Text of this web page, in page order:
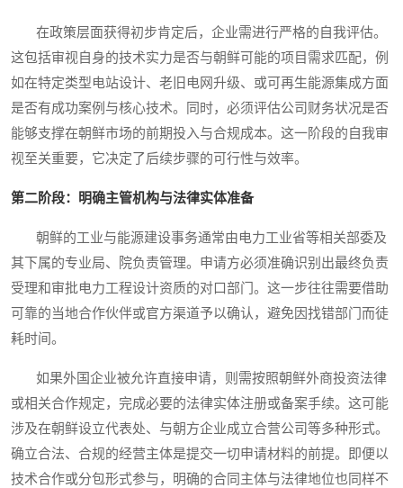
在政策层面获得初步肯定后，企业需进行严格的自我评估。
这包括审视自身的技术实力是否与朝鲜可能的项目需求匹配，例
如在特定类型电站设计、老旧电网升级、或可再生能源集成方面
是否有成功案例与核心技术。同时，必须评估公司财务状况是否
能够支撑在朝鲜市场的前期投入与合规成本。这一阶段的自我审
视至关重要，它决定了后续步骤的可行性与效率。
第二阶段：明确主管机构与法律实体准备
朝鲜的工业与能源建设事务通常由电力工业省等相关部委及
其下属的专业局、院负责管理。申请方必须准确识别出最终负责
受理和审批电力工程设计资质的对口部门。这一步往往需要借助
可靠的当地合作伙伴或官方渠道予以确认，避免因找错部门而徒
耗时间。
如果外国企业被允许直接申请，则需按照朝鲜外商投资法律
或相关合作规定，完成必要的法律实体注册或备案手续。这可能
涉及在朝鲜设立代表处、与朝方企业成立合营公司等多种形式。
确立合法、合规的经营主体是提交一切申请材料的前提。即便以
技术合作或分包形式参与，明确的合同主体与法律地位也同样不